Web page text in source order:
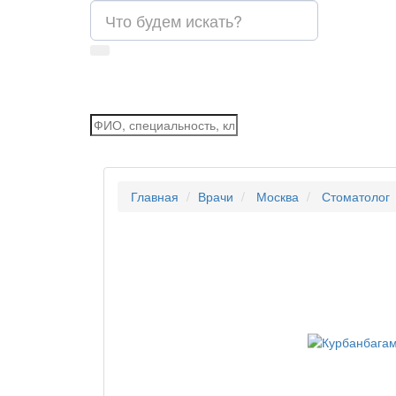
Главная
Врачи Москва Стоматолог